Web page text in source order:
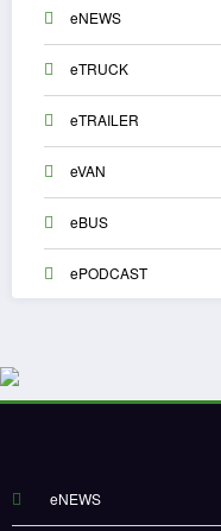
eNEWS
eTRUCK
eTRAILER
eVAN
eBUS
ePODCAST
eNEWS